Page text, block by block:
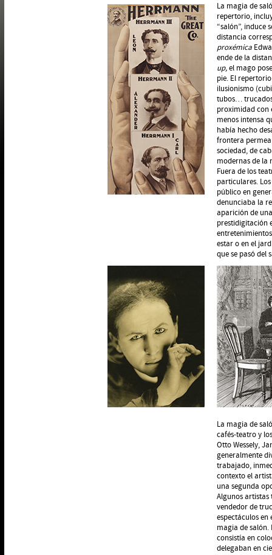
La magia de
repertorio,
“salón”, induce
distancia
proxémica
ende de la
up,el mago
pie. El
ilusionismo
tubos…
proximidad con
menos intensa
había hecho
frontera
sociedad, de
modernas de la
Fuera de los
particulares.
público en
denunciaba la
aparición de
prestidigitación
estar o en el
que se pasó del
La magia de
cafés-teatro y
Otto Wessely,
generalmente
trabajado,
contexto el
una segunda
Algunos artistas
vendedor de
espectáculos en
magia de
consistía en
delegaban en